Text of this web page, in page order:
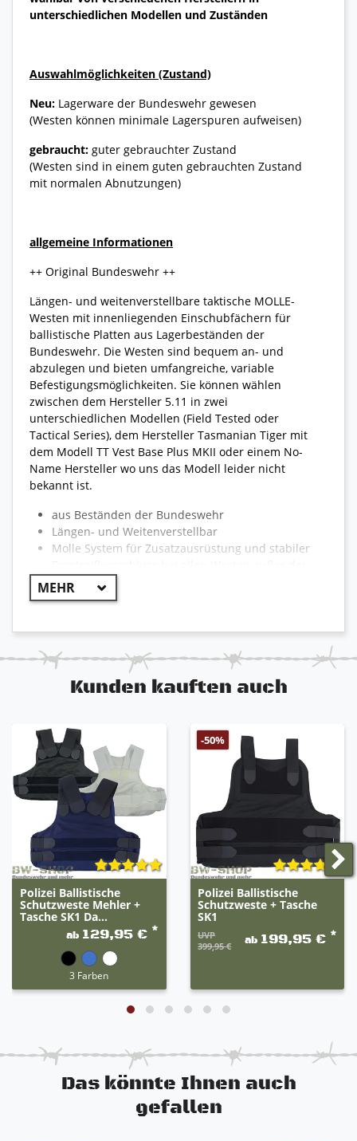
unterschiedlichen Modellen und Zuständen
Auswahlmöglichkeiten (Zustand)
Neu: Lagerware der Bundeswehr gewesen
(Westen können minimale Lagerspuren aufweisen)
gebraucht: guter gebrauchter Zustand
(Westen sind in einem guten gebrauchten Zustand
mit normalen Abnutzungen)
allgemeine Informationen
++ Original Bundeswehr ++
Längen- und weitenverstellbare taktische MOLLE-
Westen mit innenliegenden Einschubfächern für
ballistische Platten aus Lagerbeständen der
Bundeswehr. Die Westen sind bequem an- und
abzulegen und bieten umfangreiche, variable
Befestigungsmöglichkeiten. Sie können wählen
zwischen dem Hersteller 5.11 in zwei
unterschiedlichen Modellen (Field Tested oder
Tactical Series), dem Hersteller Tasmanian Tiger mit
dem Modell TT Vest Base Plus MKII oder einem No-
Name Hersteller wo uns das Modell leider nicht
bekannt ist.
aus Beständen der Bundeswehr
Längen- und Weitenverstellbar
Molle System für Zusatzausrüstung und stabiler
5.11 Tactical Series
5.11 Tactical Series Weste ohne Reißverschluss
etc.
zusätzlicher Klickverschluss an der Front bei
allen Westen für stabilen Halt der Weste
Reißverschlussfächer für Schutzplatten
bei der Bundeswehr im Einsatz und auch ideal
für Polizei und Security
Kunden kauften auch
Polizei Ballistische
Schutzweste Mehler +
Tasche SK1 Da...
ab 129,95 € *
3 Farben
-50%
Polizei Ballistische
Schutzweste + Tasche
SK1
UVP
399,95 €
ab 199,95 € *
Das könnte Ihnen auch
gefallen